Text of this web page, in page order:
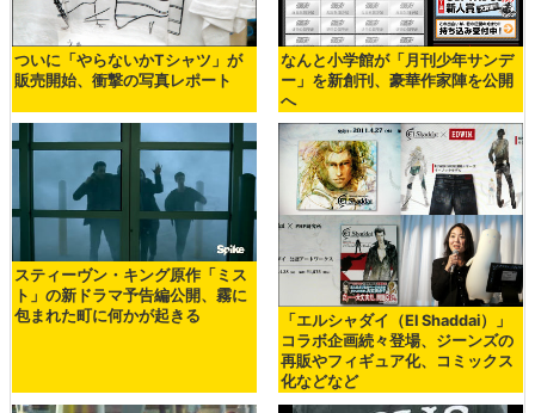
ついに「やらないかTシャツ」が
販売開始、衝撃の写真レポート
なんと小学館が「月刊少年サンデ
ー」を新創刊、豪華作家陣を公開
へ
スティーヴン・キング原作「ミス
ト」の新ドラマ予告編公開、霧に
包まれた町に何かが起きる
「エルシャダイ（El Shaddai）」
コラボ企画続々登場、ジーンズの
再販やフィギュア化、コミックス
化などなど